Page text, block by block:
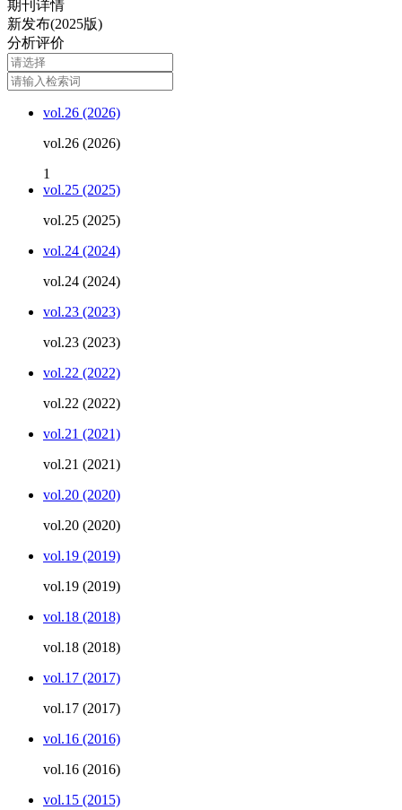
期刊详情
新发布(2025版)
分析评价
vol.26 (2026)
vol.26 (2026)
1
vol.25 (2025)
vol.25 (2025)
vol.24 (2024)
vol.24 (2024)
vol.23 (2023)
vol.23 (2023)
vol.22 (2022)
vol.22 (2022)
vol.21 (2021)
vol.21 (2021)
vol.20 (2020)
vol.20 (2020)
vol.19 (2019)
vol.19 (2019)
vol.18 (2018)
vol.18 (2018)
vol.17 (2017)
vol.17 (2017)
vol.16 (2016)
vol.16 (2016)
vol.15 (2015)